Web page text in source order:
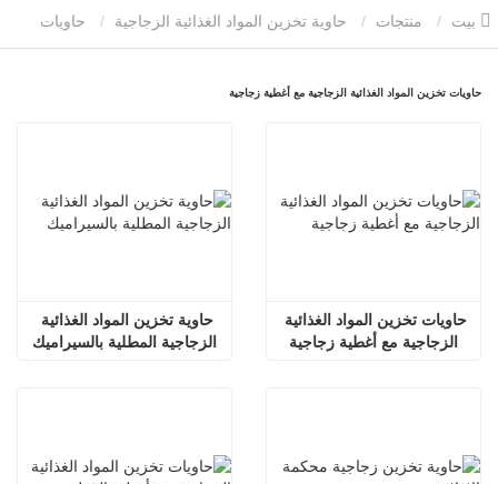
منتجات حاوية تخزين المواد الغذائية الزجاجية حاويات
حاويات تخزين المواد الغذائية الزجاجية مع أغطية زجاجية
الزجاجية المطلية بالسيراميك
الزجاجية مع أغطية زجاجية